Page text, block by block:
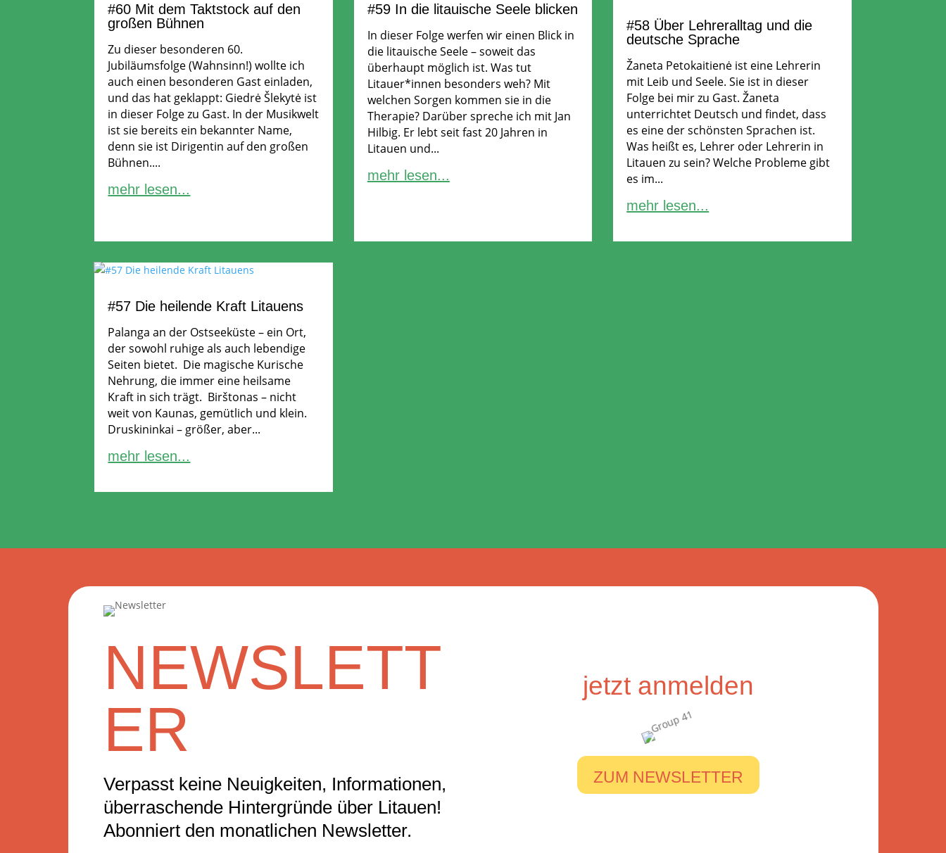
#60 Mit dem Taktstock auf den
großen Bühnen
Zu dieser besonderen 60.
Jubiläumsfolge (Wahnsinn!) wollte ich
auch einen besonderen Gast einladen,
und das hat geklappt: Giedrė Šlekytė ist
in dieser Folge zu Gast. In der Musikwelt
ist sie bereits ein bekannter Name,
denn sie ist Dirigentin auf den großen
Bühnen....
mehr lesen...
#59 In die litauische Seele blicken
In dieser Folge werfen wir einen Blick in
die litauische Seele – soweit das
überhaupt möglich ist. Was tut
Litauer*innen besonders weh? Mit
welchen Sorgen kommen sie in die
Therapie? Darüber spreche ich mit Jan
Hilbig. Er lebt seit fast 20 Jahren in
Litauen und...
mehr lesen...
#58 Über Lehreralltag und die
deutsche Sprache
Žaneta Petokaitienė ist eine Lehrerin
mit Leib und Seele. Sie ist in dieser
Folge bei mir zu Gast. Žaneta
unterrichtet Deutsch und findet, dass
es eine der schönsten Sprachen ist.
Was heißt es, Lehrer oder Lehrerin in
Litauen zu sein? Welche Probleme gibt
es im...
mehr lesen...
#57 Die heilende Kraft Litauens
Palanga an der Ostseeküste – ein Ort,
der sowohl ruhige als auch lebendige
Seiten bietet. Die magische Kurische
Nehrung, die immer eine heilsame
Kraft in sich trägt. Birštonas – nicht
weit von Kaunas, gemütlich und klein.
Druskininkai – größer, aber...
mehr lesen...
NEWSLETT
ER
Verpasst keine Neuigkeiten, Informationen,
überraschende Hintergründe über Litauen!
Abonniert den monatlichen Newsletter.
jetzt anmelden
ZUM NEWSLETTER